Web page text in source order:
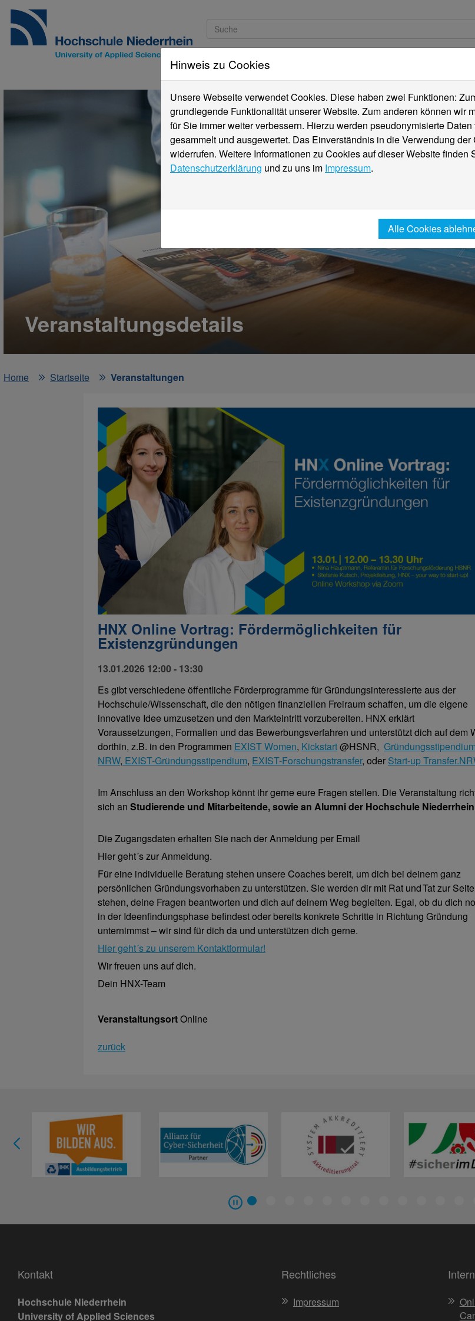
Studieninteressierte
Veranstaltungsdetails
Home
Startseite Veranstaltungen
HNX Online Vortrag: Fördermöglichkeiten für
Existenzgründungen
13.01.2026 12:00 - 13:30
Es gibt verschiedene öffentliche Förderprogramme für Gründungsinteressierte aus der
Hochschule/Wissenschaft, die den nötigen finanziellen Freiraum schaffen, um die eigene
innovative Idee umzusetzen und den Markteintritt vorzubereiten. HNX erklärt
Voraussetzungen, Formalien und das Bewerbungsverfahren und unterstützt dich auf dem
dorthin, z.B. in den Programmen EXIST Women, Kickstart@HSNR, Gründungsstipendium
NRW, EXIST-Gründungsstipendium, EXIST-Forschungstransfer, oder Start-up
Im Anschluss an den Workshop könnt ihr gerne eure Fragen stellen. Die Veranstaltung
sich an Studierende und Mitarbeitende, sowie an Alumni der Hochschule
Die Zugangsdaten erhalten Sie nach der Anmeldung per Email
Hier geht´s zur Anmeldung.
Für eine individuelle Beratung stehen unsere Coaches bereit, um dich bei deinem ganz
persönlichen Gründungsvorhaben zu unterstützen. Sie werden dir mit Rat und Tat zur Seite
stehen, deine Fragen beantworten und dich auf deinem Weg begleiten. Egal, ob du dich
in der Ideenfindungsphase befindest oder bereits konkrete Schritte in Richtung Gründung
unternimmst – wir sind für dich da und unterstützen dich gerne.
Hier geht´s zu unserem Kontaktformular!
Wir freuen uns auf dich.
Dein HNX-Team
VeranstaltungsortOnline
zurück
Kontakt
Hochschule Niederrhein
University of Applied Sciences
Rechtliches
Impressum
Hinweis zu Cookies
Unsere Webseite verwendet Cookies. Diese haben zwei Funktionen:
grundlegende Funktionalität unserer Website. Zum anderen können wir
für Sie immer weiter verbessern. Hierzu werden pseudonymisierte
gesammelt und ausgewertet. Das Einverständnis in die Verwendung
widerrufen. Weitere Informationen zu Cookies auf dieser Website finden
Datenschutzerklärung und zu uns im Impressum.
Alle Cookies